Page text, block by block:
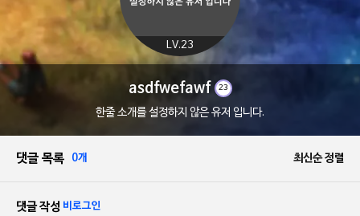
LV.23
asdfwefawf 23
한줄 소개를 설정하지 않은 유저 입니다.
댓글 목록 0개 최신순 정렬
댓글 작성 비로그인